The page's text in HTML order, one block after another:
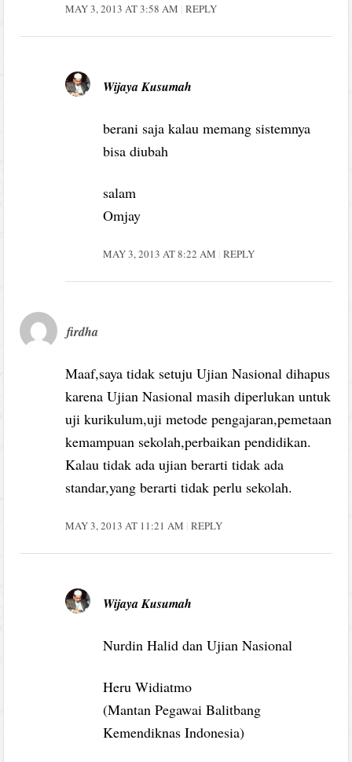
MAY 3, 2013 AT 3:58 AM REPLY
Wijaya Kusumah
berani saja kalau memang sistemnya
bisa diubah
salam
Omjay
MAY 3, 2013 AT 8:22 AM REPLY
firdha
Maaf,saya tidak setuju Ujian Nasional dihapus
karena Ujian Nasional masih diperlukan untuk
uji kurikulum,uji metode pengajaran,pemetaan
kemampuan sekolah,perbaikan pendidikan.
Kalau tidak ada ujian berarti tidak ada
standar,yang berarti tidak perlu sekolah.
MAY 3, 2013 AT 11:21 AM REPLY
Wijaya Kusumah
Nurdin Halid dan Ujian Nasional
Heru Widiatmo
(Mantan Pegawai Balitbang
Kemendiknas Indonesia)